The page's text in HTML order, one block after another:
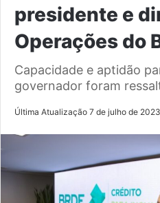
presidente e
Operações do
Capacidade e aptidão
governador foram
Última Atualização 7 de julho de 2023